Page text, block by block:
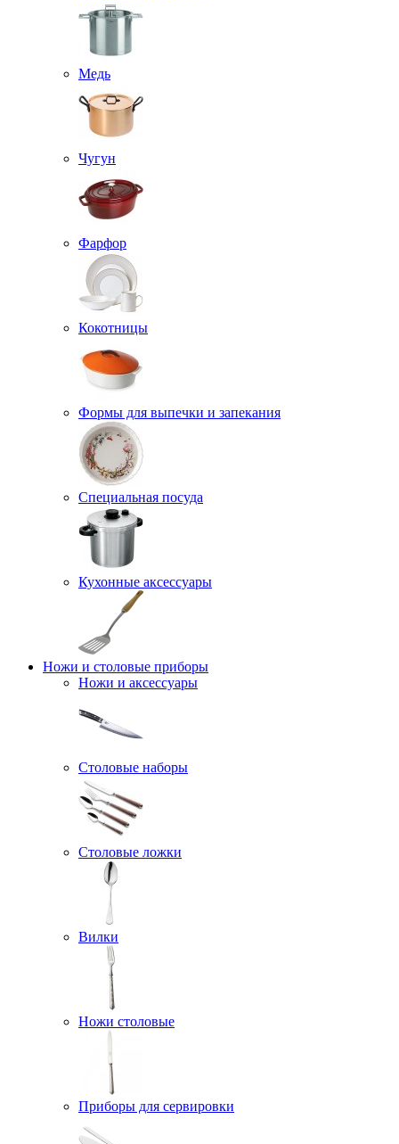
Медь
Чугун
Фарфор
Кокотницы
Формы для выпечки и запекания
Специальная посуда
Кухонные аксессуары
Ножи и столовые приборы
Ножи и аксессуары
Столовые наборы
Столовые ложки
Вилки
Ножи столовые
Приборы для сервировки